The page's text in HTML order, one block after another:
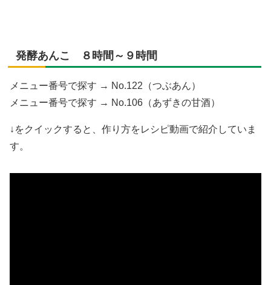
発酵あんこ ８時間～９時間
メニュー番号で探す → No.122（つぶあん）
メニュー番号で探す → No.106（あずきの甘酒）
↓をクイックすると、作り方をレシピ動画で紹介していま
す。